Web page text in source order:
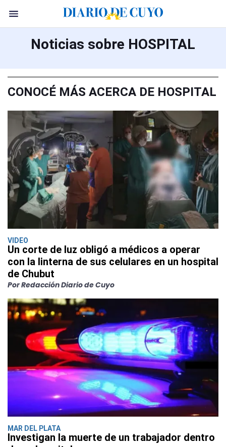
Noticias sobre HOSPITAL
CONOCÉ MÁS ACERCA DE HOSPITAL
VIDEO
Un corte de luz obligó a médicos a operar
con la linterna de sus celulares en un hospital
de Chubut
Por Redacción Diario de Cuyo
MAR DEL PLATA
Investigan la muerte de un trabajador dentro